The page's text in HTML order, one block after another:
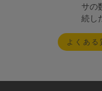
サの
続し
よくある